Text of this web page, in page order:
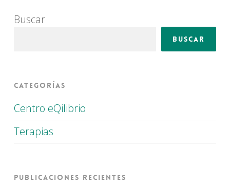
Buscar
Buscar
Categorías
Centro eQilibrio
Terapias
Publicaciones recientes